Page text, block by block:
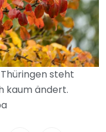
steht
kaum ändert.